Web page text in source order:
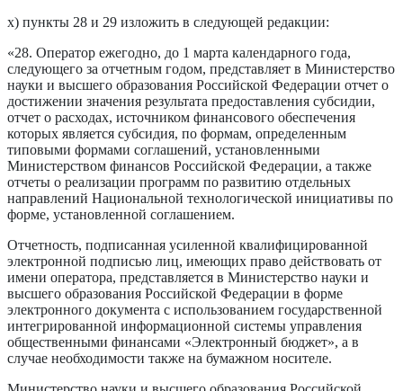
х) пункты 28 и 29 изложить в следующей редакции:
«28. Оператор ежегодно, до 1 марта календарного года,
следующего за отчетным годом, представляет в Министерство
науки и высшего образования Российской Федерации отчет о
достижении значения результата предоставления субсидии,
отчет о расходах, источником финансового обеспечения
которых является субсидия, по формам, определенным
типовыми формами соглашений, установленными
Министерством финансов Российской Федерации, а также
отчеты о реализации программ по развитию отдельных
направлений Национальной технологической инициативы по
форме, установленной соглашением.
Отчетность, подписанная усиленной квалифицированной
электронной подписью лиц, имеющих право действовать от
имени оператора, представляется в Министерство науки и
высшего образования Российской Федерации в форме
электронного документа с использованием государственной
интегрированной информационной системы управления
общественными финансами «Электронный бюджет», а в
случае необходимости также на бумажном носителе.